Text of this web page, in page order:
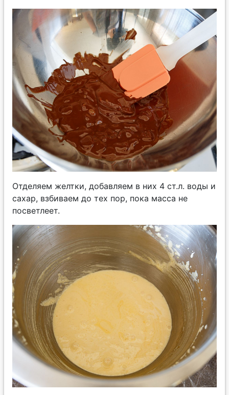
Отделяем желтки, добавляем в них 4 ст.л. воды и
сахар, взбиваем до тех пор, пока масса не
посветлеет.